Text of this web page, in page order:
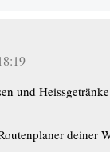
und
deiner